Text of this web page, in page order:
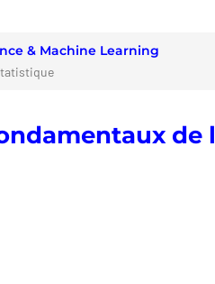
& Machine Learning
de